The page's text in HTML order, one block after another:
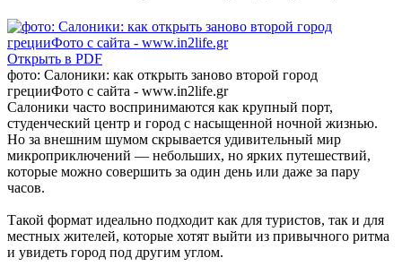
Открыть в PDF
фото: Салоники: как открыть заново второй город
грецииФото с сайта - www.in2life.gr
Салоники часто воспринимаются как крупный порт,
студенческий центр и город с насыщенной ночной жизнью.
Но за внешним шумом скрывается удивительный мир
микроприключений — небольших, но ярких путешествий,
которые можно совершить за один день или даже за пару
часов.
Такой формат идеально подходит как для туристов, так и для
местных жителей, которые хотят выйти из привычного ритма
и увидеть город под другим углом.